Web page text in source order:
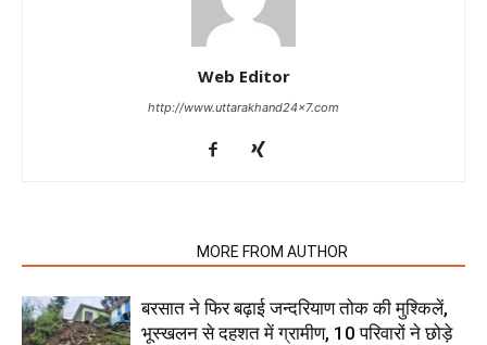
Web Editor
http://www.uttarakhand24x7.com
MORE FROM AUTHOR
बरसात ने फिर बढ़ाई जन्दरियाण तोक की मुश्किलें,
भूस्खलन से दहशत में ग्रामीण, 10 परिवारों ने छोड़े